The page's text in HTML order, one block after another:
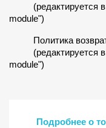
(редактируется
module")
Политика
(редактируется
module")
Подробнее о